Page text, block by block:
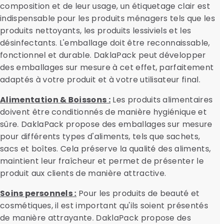
composition et de leur usage, un étiquetage clair est
indispensable pour les produits ménagers tels que les
produits nettoyants, les produits lessiviels et les
désinfectants. L'emballage doit être reconnaissable,
fonctionnel et durable. DaklaPack peut développer
des emballages sur mesure à cet effet, parfaitement
adaptés à votre produit et à votre utilisateur final.
Alimentation & Boissons : Les produits alimentaires
doivent être conditionnés de manière hygiénique et
sûre. DaklaPack propose des emballages sur mesure
pour différents types d'aliments, tels que sachets,
sacs et boîtes. Cela préserve la qualité des aliments,
maintient leur fraîcheur et permet de présenter le
produit aux clients de manière attractive.
Soins personnels : Pour les produits de beauté et
cosmétiques, il est important qu'ils soient présentés
de manière attrayante. DaklaPack propose des